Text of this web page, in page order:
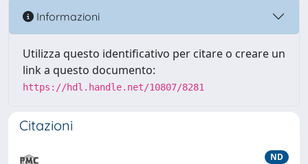
Informazioni
Utilizza questo identificativo per citare o creare un
link a questo documento:
https://hdl.handle.net/10807/8281
Citazioni
ND